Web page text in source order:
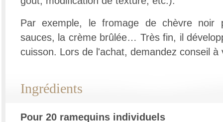
Par exemple, le fromage de chèvre noir
sauces, la crème brûlée… Très fin, il
cuisson. Lors de l'achat, demandez conseil à
Ingrédients
Pour 20 ramequins individuels